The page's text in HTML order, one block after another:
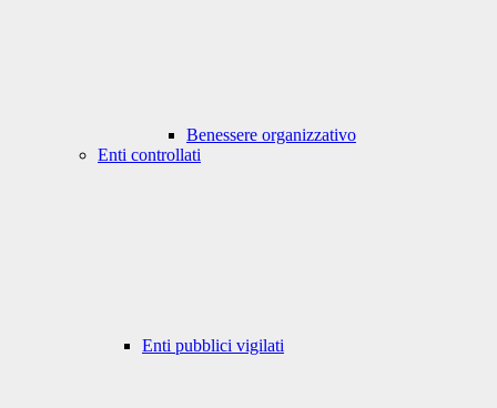
Benessere organizzativo
Enti controllati
Enti pubblici vigilati